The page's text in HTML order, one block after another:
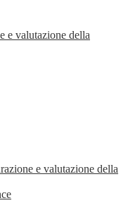
e valutazione della
e valutazione della